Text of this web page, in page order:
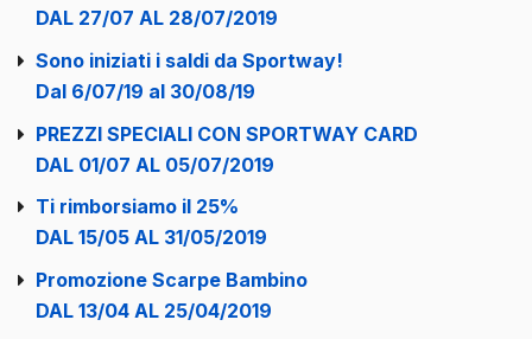
DAL 27/07 AL 28/07/2019
Sono iniziati i saldi da Sportway!
Dal 6/07/19 al 30/08/19
PREZZI SPECIALI CON SPORTWAY CARD
DAL 01/07 AL 05/07/2019
Ti rimborsiamo il 25%
DAL 15/05 AL 31/05/2019
Promozione Scarpe Bambino
DAL 13/04 AL 25/04/2019